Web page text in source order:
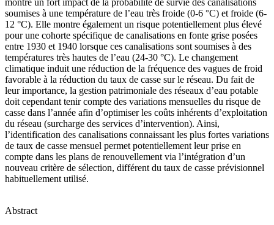
soumises à une température de l’eau très froide (0-6 °C) et froide (6-
12 °C). Elle montre également un risque potentiellement plus élevé
pour une cohorte spécifique de canalisations en fonte grise posées
entre 1930 et 1940 lorsque ces canalisations sont soumises à des
températures très hautes de l’eau (24-30 °C). Le changement
climatique induit une réduction de la fréquence des vagues de froid
favorable à la réduction du taux de casse sur le réseau. Du fait de
leur importance, la gestion patrimoniale des réseaux d’eau potable
doit cependant tenir compte des variations mensuelles du risque de
casse dans l’année afin d’optimiser les coûts inhérents d’exploitation
du réseau (surcharge des services d’intervention). Ainsi,
l’identification des canalisations connaissant les plus fortes variations
de taux de casse mensuel permet potentiellement leur prise en
compte dans les plans de renouvellement via l’intégration d’un
nouveau critère de sélection, différent du taux de casse prévisionnel
habituellement utilisé.
Abstract